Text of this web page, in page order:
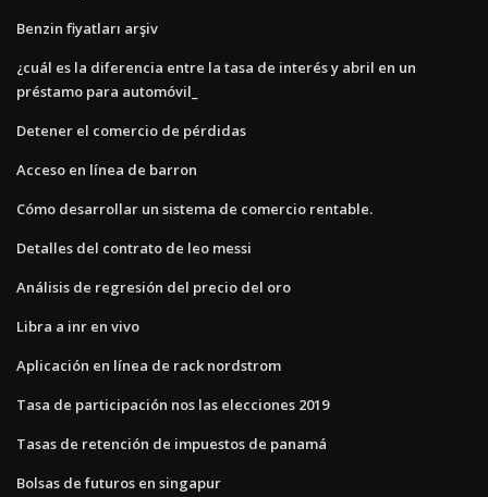
Benzin fiyatları arşiv
¿cuál es la diferencia entre la tasa de interés y abril en un
préstamo para automóvil_
Detener el comercio de pérdidas
Acceso en línea de barron
Cómo desarrollar un sistema de comercio rentable.
Detalles del contrato de leo messi
Análisis de regresión del precio del oro
Libra a inr en vivo
Aplicación en línea de rack nordstrom
Tasa de participación nos las elecciones 2019
Tasas de retención de impuestos de panamá
Bolsas de futuros en singapur